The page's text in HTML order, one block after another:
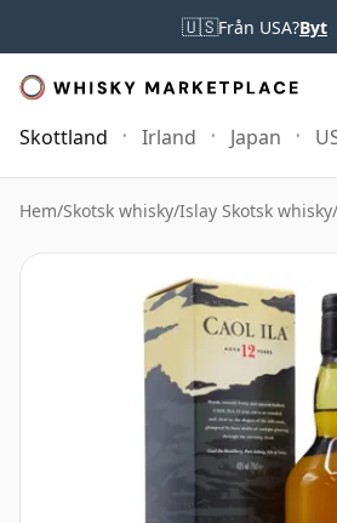
🇺🇸Från USA?Byt
Skottland Irland Japan
Hem/Skotsk whisky/Islay Skotsk whisky/